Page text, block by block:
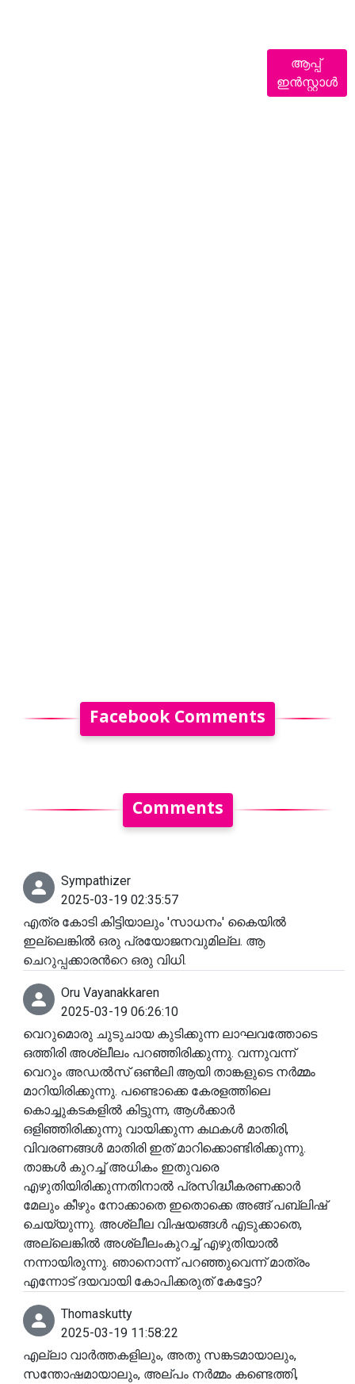
Facebook Comments
Comments
Sympathizer
2025-03-19 02:35:57
എത്ര കോടി കിട്ടിയാലും 'സാധനം' കൈയിൽ
ഇല്ലെങ്കിൽ ഒരു പ്രയോജനവുമില്ല. ആ
ചെറുപ്പക്കാരൻറെ ഒരു വിധി.
Oru Vayanakkaren
2025-03-19 06:26:10
വെറുമൊരു ചുടുചായ കുടിക്കുന്ന ലാഘവത്തോടെ
ഒത്തിരി അശ്ലീലം പറഞ്ഞിരിക്കുന്നു. വന്നുവന്ന്
വെറും അഡൽസ് ഒൺലി ആയി താങ്കളുടെ നർമ്മം
മാറിയിരിക്കുന്നു. പണ്ടൊക്കെ കേരളത്തിലെ
കൊച്ചുകടകളിൽ കിട്ടുന്ന, ആൾക്കാർ
ഒളിഞ്ഞിരിക്കുന്നു വായിക്കുന്ന കഥകൾ മാതിരി,
വിവരണങ്ങൾ മാതിരി ഇത് മാറിക്കൊണ്ടിരിക്കുന്നു.
താങ്കൾ കുറച്ച് അധികം ഇതുവരെ
എഴുതിയിരിക്കുന്നതിനാൽ പ്രസിദ്ധീകരണക്കാർ
മേലും കീഴും നോക്കാതെ ഇതൊക്കെ അങ്ങ് പബ്ലിഷ്
ചെയ്യുന്നു. അശ്ലീല വിഷയങ്ങൾ എടുക്കാതെ,
അല്ലെങ്കിൽ അശ്ലീലംകുറച്ച് എഴുതിയാൽ
നന്നായിരുന്നു. ഞാനൊന്ന് പറഞ്ഞുവെന്ന് മാത്രം
എന്നോട് ദയവായി കോപിക്കരുത് കേട്ടോ?
Thomaskutty
2025-03-19 11:58:22
എല്ലാ വാർത്തകളിലും, അതു സങ്കടമായാലും,
സന്തോഷമായാലും, അല്പം നർമ്മം കണ്ടെത്തി,
ആപ്പ്
ഇൻസ്റ്റാൾ